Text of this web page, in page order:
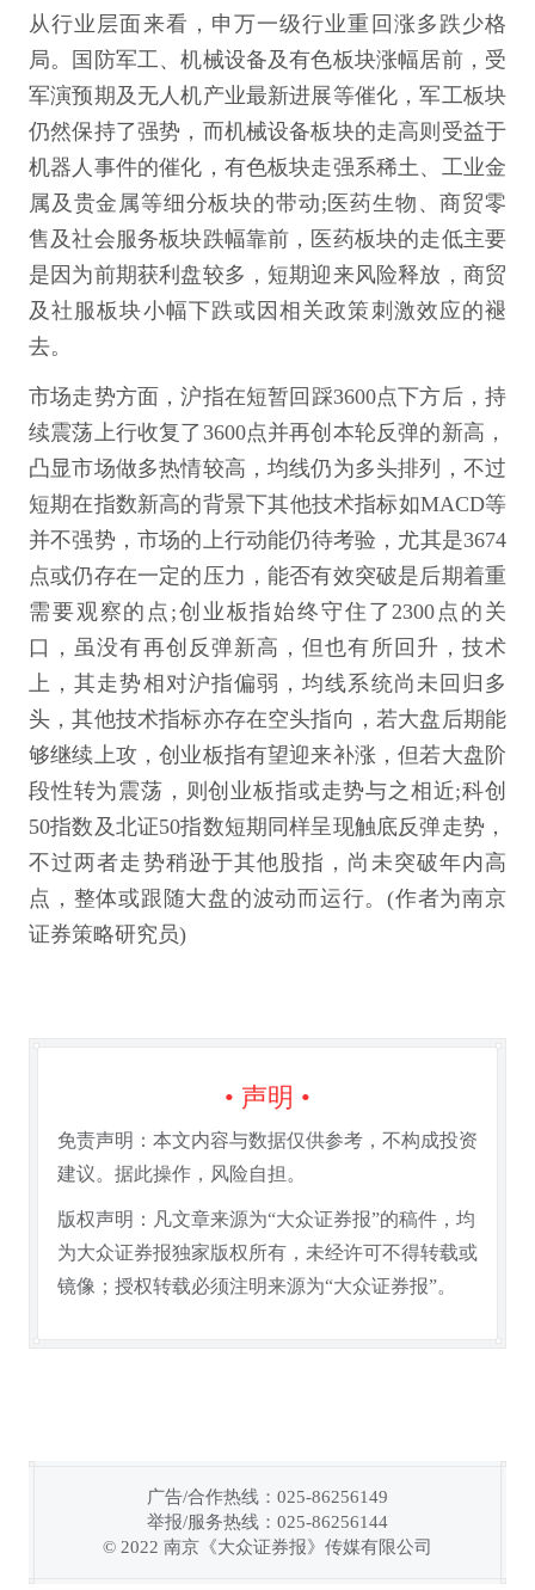
从行业层面来看，申万一级行业重回涨多跌少格
局。国防军工、机械设备及有色板块涨幅居前，受
军演预期及无人机产业最新进展等催化，军工板块
仍然保持了强势，而机械设备板块的走高则受益于
机器人事件的催化，有色板块走强系稀土、工业金
属及贵金属等细分板块的带动;医药生物、商贸零
售及社会服务板块跌幅靠前，医药板块的走低主要
是因为前期获利盘较多，短期迎来风险释放，商贸
及社服板块小幅下跌或因相关政策刺激效应的褪
去。
市场走势方面，沪指在短暂回踩3600点下方后，持
续震荡上行收复了3600点并再创本轮反弹的新高，
凸显市场做多热情较高，均线仍为多头排列，不过
短期在指数新高的背景下其他技术指标如MACD等
并不强势，市场的上行动能仍待考验，尤其是3674
点或仍存在一定的压力，能否有效突破是后期着重
需要观察的点;创业板指始终守住了2300点的关
口，虽没有再创反弹新高，但也有所回升，技术
上，其走势相对沪指偏弱，均线系统尚未回归多
头，其他技术指标亦存在空头指向，若大盘后期能
够继续上攻，创业板指有望迎来补涨，但若大盘阶
段性转为震荡，则创业板指或走势与之相近;科创
50指数及北证50指数短期同样呈现触底反弹走势，
不过两者走势稍逊于其他股指，尚未突破年内高
点，整体或跟随大盘的波动而运行。(作者为南京
证券策略研究员)
• 声明 •
免责声明：本文内容与数据仅供参考，不构成投资
建议。据此操作，风险自担。
版权声明：凡文章来源为“大众证券报”的稿件，均
为大众证券报独家版权所有，未经许可不得转载或
镜像；授权转载必须注明来源为“大众证券报”。
广告/合作热线：025-86256149
举报/服务热线：025-86256144
© 2022 南京《大众证券报》传媒有限公司
链接复制成功！